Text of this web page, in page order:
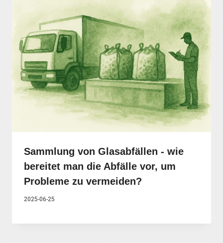
Sammlung von Glasabfällen - wie
bereitet man die Abfälle vor, um
Probleme zu vermeiden?
2025-06-25